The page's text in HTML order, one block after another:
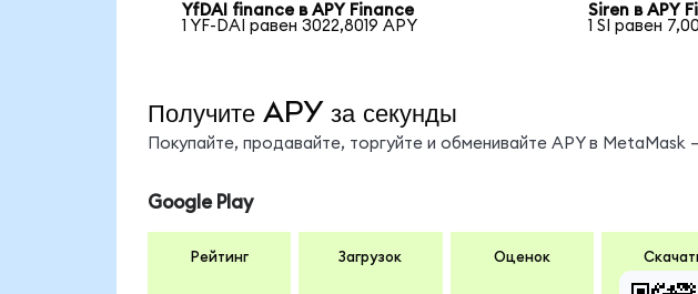
YfDAI finance в APY Finance
1 YF-DAI равен 3022,8019 APY
Siren в APY
1 SI равен
Получите APY за секунды
Покупайте, продавайте, торгуйте и обменивайте APY в
Google Play
Рейтинг Загрузок Оценок